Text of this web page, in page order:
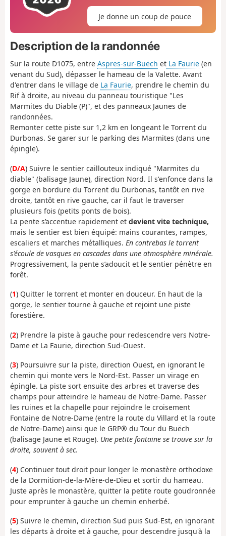
Je donne un coup de pouce
Description de la randonnée
Sur la route D1075, entre Aspres-sur-Buëch et La Faurie (en
venant du Sud), dépasser le hameau de la Valette. Avant
d'entrer dans le village de La Faurie, prendre le chemin du
Rif à droite, au niveau du panneau touristique "Les
Marmites du Diable (P)", et des panneaux Jaunes de
randonnées.
Remonter cette piste sur 1,2 km en longeant le Torrent du
Durbonas. Se garer sur le parking des Marmites (dans une
épingle).
(D/A) Suivre le sentier caillouteux indiqué "Marmites du
diable" (balisage Jaune), direction Nord. Il s'enfonce dans la
gorge en bordure du Torrent du Durbonas, tantôt en rive
droite, tantôt en rive gauche, car il faut le traverser
plusieurs fois (petits ponts de bois).
La pente s’accentue rapidement et devient vite technique,
mais le sentier est bien équipé: mains courantes, rampes,
escaliers et marches métalliques. En contrebas le torrent
s'écoule de vasques en cascades dans une atmosphère minérale.
Progressivement, la pente s’adoucit et le sentier pénètre en
forêt.
(1) Quitter le torrent et monter en douceur. En haut de la
gorge, le sentier tourne à gauche et rejoint une piste
forestière.
(2) Prendre la piste à gauche pour redescendre vers Notre-
Dame et La Faurie, direction Sud-Ouest.
(3) Poursuivre sur la piste, direction Ouest, en ignorant le
chemin qui monte vers le Nord-Est. Passer un virage en
épingle. La piste sort ensuite des arbres et traverse des
champs pour atteindre le hameau de Notre-Dame. Passer
les ruines et la chapelle pour rejoindre le croisement
Fontaine de Notre-Dame (entre la route du Villard et la route
de Notre-Dame) ainsi que le GRP® du Tour du Buëch
(balisage Jaune et Rouge). Une petite fontaine se trouve sur la
droite, souvent à sec.
(4) Continuer tout droit pour longer le monastère orthodoxe
de la Dormition-de-la-Mère-de-Dieu et sortir du hameau.
Juste après le monastère, quitter la petite route goudronnée
pour emprunter à gauche un chemin enherbé.
(5) Suivre le chemin, direction Sud puis Sud-Est, en ignorant
les départs à droite et à gauche, pour descendre jusqu'à la